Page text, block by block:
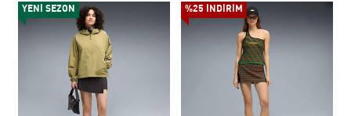
YENİ SEZON %25 İNDİRİM